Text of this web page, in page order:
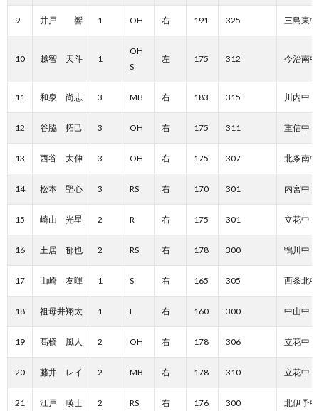
9 井戸 響 1 OH 右 191 325 三島東中
10 越智 天斗 1
OH
S
左 175 312 今治南中
11 和泉 尚志 3 MB 右 183 315 川内中
12 谷脇 拓己 3 OH 右 175 311 重信中
13 西谷 太伸 3 OH 右 175 307 北条南中
14 松本 堅心 3 RS 右 170 301 内宮中
15 崎山 光星 2 R 右 175 301 立花中
16 土居 郁也 2 RS 右 178 300 鴨川中
17 山崎 友暉 1 S 右 165 305 西条北中
18 祖母井翔太 1 L 右 160 300 中山中
19 髙橋 風人 2 OH 右 178 306 立花中
20 藤井 レイ 2 MB 右 178 310 立花中
21 江戸 瑛士 2 RS 右 176 300 北伊予中